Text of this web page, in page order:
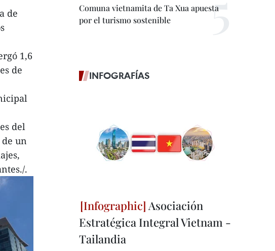
de
1,6
de
del
un
.
Comuna vietnamita de Ta Xua apuesta
por el turismo sostenible
INFOGRAFÍAS
Asociación
Estratégica Integral Vietnam -
Tailandia